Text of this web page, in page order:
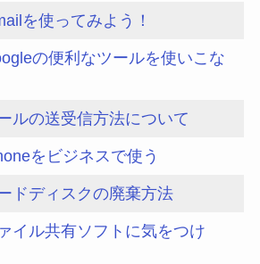
を使ってみよう！
の便利なツールを使いこな
ルの送受信方法について
をビジネスで使う
ドディスクの廃棄方法
イル共有ソフトに気をつけ